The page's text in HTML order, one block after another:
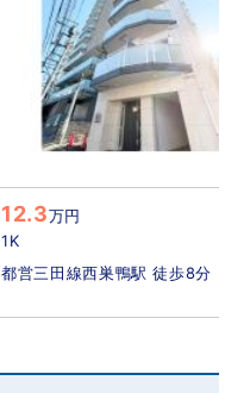
12.3万円
1K
都営三田線西巣鴨駅 徒歩8分